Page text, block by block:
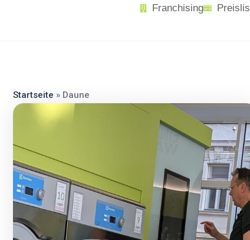
Franchising
Startseite » Daune